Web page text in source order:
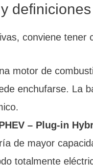
conviene tener
motor de
enchufarse. La
– Plug-in
de mayor
totalmente